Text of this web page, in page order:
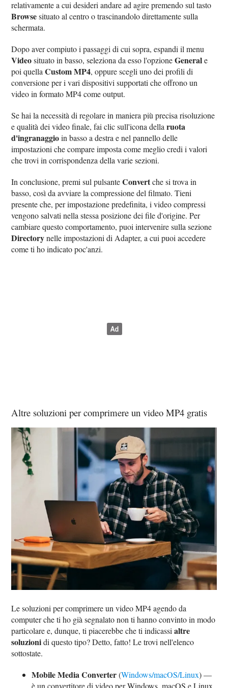
relativamente a cui desideri andare ad agire premendo sul tasto
Browsesituato al centro o trascinandolo direttamente sulla
schermata.
Dopo aver compiuto i passaggi di cui sopra, espandi il menu
Videosituato in basso, seleziona da esso l'opzioneGenerale
poi quellaCustom MP4, oppure scegli uno dei profili di
conversione per i vari dispositivi supportati che offrono un
video in formato MP4 come output.
Se hai la necessità di regolare in maniera più precisa risoluzione
e qualità dei video finale, fai clic sull'icona dellaruota
d'ingranaggioin basso a destra e nel pannello delle
impostazioni che compare imposta come meglio credi i valori
che trovi in corrispondenza della varie sezioni.
In conclusione, premi sul pulsanteConvertche si trova in
basso, così da avviare la compressione del filmato. Tieni
presente che, per impostazione predefinita, i video compressi
vengono salvati nella stessa posizione dei file d'origine. Per
cambiare questo comportamento, puoi intervenire sulla sezione
Directorynelle impostazioni di Adapter, a cui puoi accedere
come ti ho indicato poc'anzi.
Altre soluzioni per comprimere un video MP4 gratis
Le soluzioni per comprimere un video MP4 agendo da
computer che ti ho già segnalato non ti hanno convinto in modo
particolare e, dunque, ti piacerebbe che ti indicassialtre
soluzionidi questo tipo? Detto, fatto! Le trovi nell'elenco
sottostate.
Mobile Media Converter(Windows/macOS/Linux) —